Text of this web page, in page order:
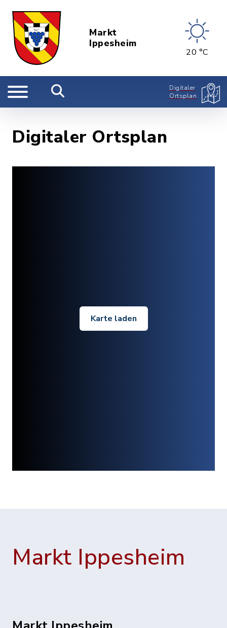
Markt
Ippesheim
20 °C
Digitaler
Ortsplan
Digitaler Ortsplan
Karte laden
Markt Ippesheim